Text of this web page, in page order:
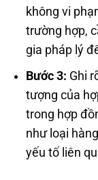
không vi
trường hợp,
gia pháp lý
Bước 3: Ghi
tượng của
trong hợp
như loại
yếu tố liên